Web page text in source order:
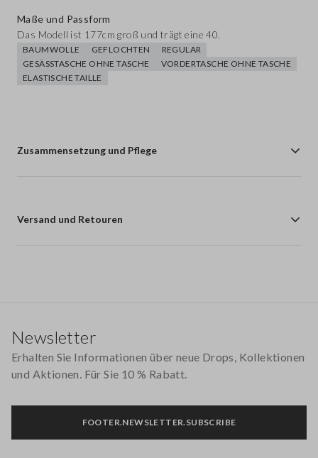
Maße und Passform
Das Modell ist 177cm groß und trägt eine 40.
BAUMWOLLE GEFLOCHTEN
REGULAR
GESÄSSTASCHE OHNE TASCHE
VORDERTASCHE OHNE TASCHE
ELASTISCHE TAILLE
Zusammensetzung und Pflege
Versand und Retouren
Newsletter
Erhalten Sie Informationen über neue Drops, Kollektionen
und Aktionen. Für Sie 10 % Rabatt.
FOOTER.NEWSLETTER.SUBSCRIBE